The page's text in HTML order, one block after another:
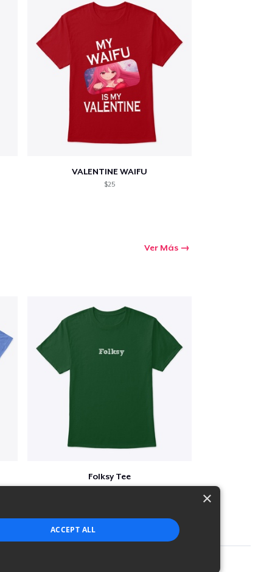
VALENTINE WAIFU
$25
Ver Más
Folksy Tee
×
ACCEPT ALL